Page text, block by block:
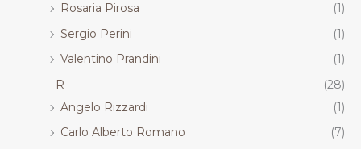
Rosaria Pirosa
(1)
Sergio Perini
(1)
Valentino Prandini
(1)
-- R --
(28)
Angelo Rizzardi
(1)
Carlo Alberto Romano
(7)